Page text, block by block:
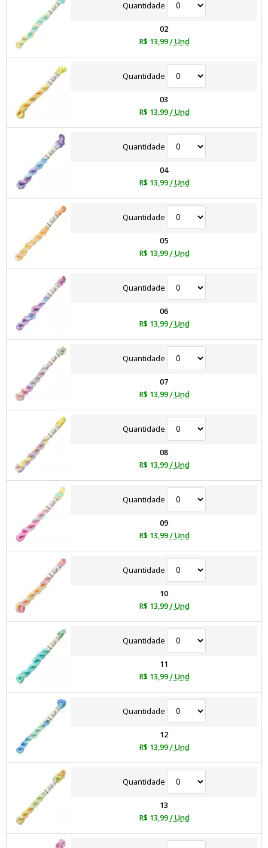
Quantidade
02
R$ 13,99 / Und
Quantidade
03
R$ 13,99 / Und
Quantidade
04
R$ 13,99 / Und
Quantidade
05
R$ 13,99 / Und
Quantidade
06
R$ 13,99 / Und
Quantidade
07
R$ 13,99 / Und
Quantidade
08
R$ 13,99 / Und
Quantidade
09
R$ 13,99 / Und
Quantidade
10
R$ 13,99 / Und
Quantidade
11
R$ 13,99 / Und
Quantidade
12
R$ 13,99 / Und
Quantidade
13
R$ 13,99 / Und